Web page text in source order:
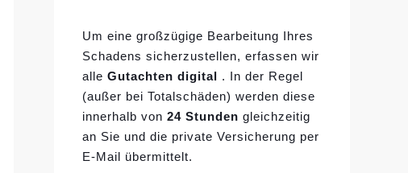
Um eine großzügige Bearbeitung Ihres
Schadens sicherzustellen, erfassen wir
alleGutachten digital
. In der Regel
(außer bei Totalschäden) werden diese
innerhalb von24 Stunden gleichzeitig
an Sie und die private Versicherung per
E-Mail übermittelt.